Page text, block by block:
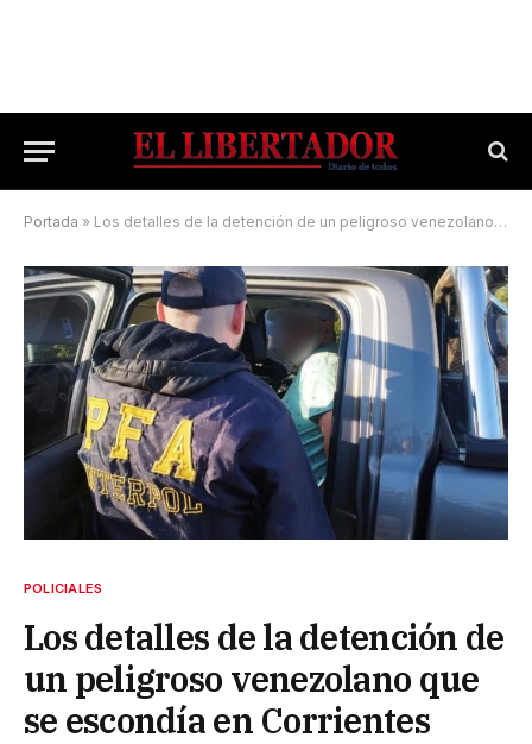
Portada » Los detalles de la detención de un peligroso venezolano que se escondía en Corrientes
POLICIALES
Los detalles de la detención de
un peligroso venezolano que
se escondía en Corrientes